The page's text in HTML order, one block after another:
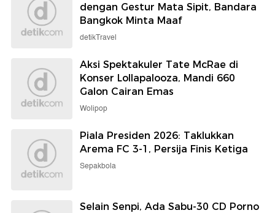
dengan Gestur Mata Sipit, Bandara
Bangkok Minta Maaf
detikTravel
Aksi Spektakuler Tate McRae di
Konser Lollapalooza, Mandi 660
Galon Cairan Emas
Wolipop
Piala Presiden 2026: Taklukkan
Arema FC 3-1, Persija Finis Ketiga
Sepakbola
Selain Senpi, Ada Sabu-30 CD Porno